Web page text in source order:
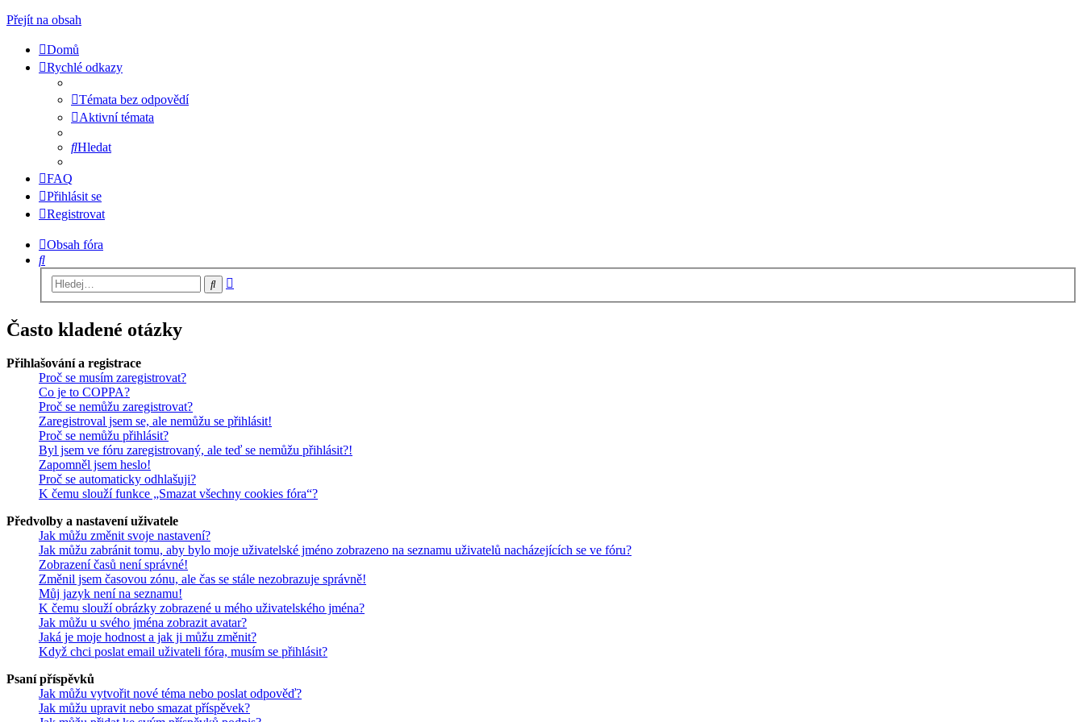
Přejít na obsah
Domů
Rychlé odkazy
Témata bez odpovědí
Aktivní témata
Hledat
FAQ
Přihlásit se
Registrovat
Obsah fóra
Hledat
Hledat
Často kladené otázky
Přihlašování a registrace
Proč se musím zaregistrovat?
Co je to COPPA?
Proč se nemůžu zaregistrovat?
Zaregistroval jsem se, ale nemůžu se přihlásit!
Proč se nemůžu přihlásit?
Byl jsem ve fóru zaregistrovaný, ale teď se nemůžu přihlásit?!
Zapomněl jsem heslo!
Proč se automaticky odhlašuji?
K čemu slouží funkce „Smazat všechny cookies fóra“?
Předvolby a nastavení uživatele
Jak můžu změnit svoje nastavení?
Jak můžu zabránit tomu, aby bylo moje uživatelské jméno zobrazeno na seznamu uživatelů nacházejících se ve fóru?
Zobrazení časů není správné!
Změnil jsem časovou zónu, ale čas se stále nezobrazuje správně!
Můj jazyk není na seznamu!
K čemu slouží obrázky zobrazené u mého uživatelského jména?
Jak můžu u svého jména zobrazit avatar?
Jaká je moje hodnost a jak ji můžu změnit?
Když chci poslat email uživateli fóra, musím se přihlásit?
Psaní příspěvků
Jak můžu vytvořit nové téma nebo poslat odpověď?
Jak můžu upravit nebo smazat příspěvek?